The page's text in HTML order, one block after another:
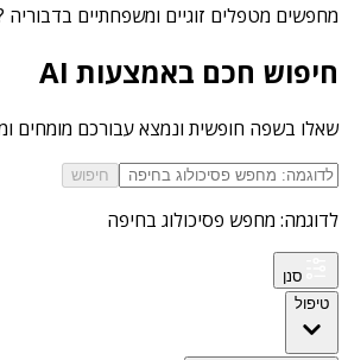
מחפשים מטפלים זוגיים ומשפחתיים בדבוריה
חיפוש חכם באמצעות AI
שאלו בשפה חופשית ונמצא עבורכם מומחים
חיפוש
לדוגמה: מחפש פסיכולוג בחיפה
סנן
טיפול